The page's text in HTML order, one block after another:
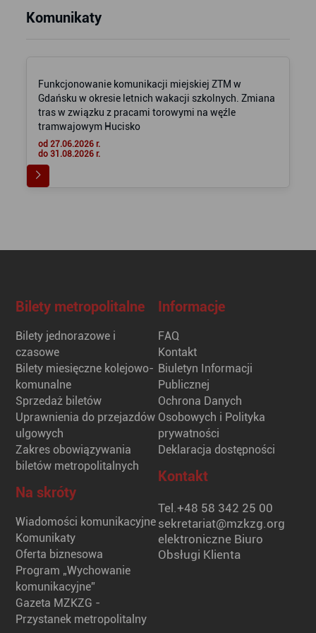
Komunikaty
Funkcjonowanie komunikacji miejskiej ZTM w
Gdańsku w okresie letnich wakacji szkolnych. Zmiana
tras w związku z pracami torowymi na węźle
tramwajowym Hucisko
od 27.06.2026 r.
do 31.08.2026 r.
Bilety metropolitalne
Bilety jednorazowe i
czasowe
Bilety miesięczne kolejowo-
komunalne
Sprzedaż biletów
Uprawnienia do przejazdów
ulgowych
Zakres obowiązywania
biletów metropolitalnych
Na skróty
Wiadomości komunikacyjne
Komunikaty
Oferta biznesowa
Program „Wychowanie
komunikacyjne”
Gazeta MZKZG -
Przystanek metropolitalny
Informacje
FAQ
Kontakt
Biuletyn Informacji
Publicznej
Ochrona Danych
Osobowych i Polityka
prywatności
Deklaracja dostępności
Kontakt
Tel.+48 58 342 25 00
sekretariat@mzkzg.org
elektroniczne Biuro
Obsługi Klienta